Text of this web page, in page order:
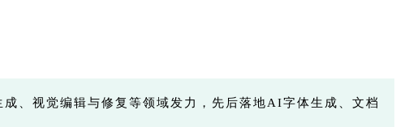
、视觉编辑与修复等领域发力，先后落地AI字体生成、文档